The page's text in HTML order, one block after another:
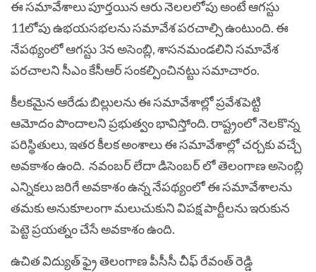
ఈ సమావేశాలు పూర్తయిన ఆరు నెలలలోపు అంటే ఆగస్టు
11లోపు ఉభయసభలను సమావేశ పరచాల్సి ఉంటుంది. ఈ
నేపథ్యంలో ఆగస్టు 3న అసెంబ్లి, శాసనమండలిని సమావేశ
పరచాలని సీఎం కేసీఆర్‌ సంకల్పించినట్టు సమాచారం.
కీలకమైన ఆరేడు బిల్లులను ఈ సమావేశాల్లో ప్రవేశపెట్టి
ఆమోదం పొందాలని ప్రభుత్వం భావిస్తోంది. రాష్ట్రంలో నెలకొన్న
పరిస్థితులు, ఇతర కీలక అంశాలు ఈ సమావేశాల్లో చర్చకు వచ్చే
అవకాశం ఉంది. నవంబర్‌ లేదా డిసెంబర్‌ లో తెలంగాణ అసెంబ్లి
ఎన్నికలు జరిగే అవకాశం ఉన్న నేపథ్యంలో ఈ సమావేశాలను
తమకు అనుకూలంగా మలుచుకుని విపక్ష పార్టీలను ఇరుకున
పెట్టె ప్రయత్నం చేసే అవకాశం ఉంది.
ఉచిత విద్యుత్‌ ఫ్రై తెలంగాణ పీసీసీ చీఫ్‌ రేవంత్‌ రెడ్డి